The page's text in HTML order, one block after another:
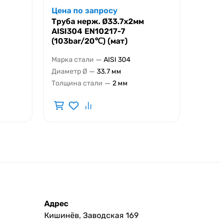
Цена по запросу
Труба нерж. Ø33.7х2мм
AISI304 EN10217-7
(103bar/20℃) (мат)
Марка стали — AISI 304
Диаметр Ø — 33.7 мм
Толщина стали — 2 мм
Адрес
Кишинёв, Заводская 169